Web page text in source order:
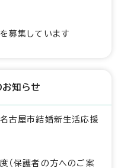
募集しています
知らせ
古屋市結婚新生活応援
（保護者の方へのご案